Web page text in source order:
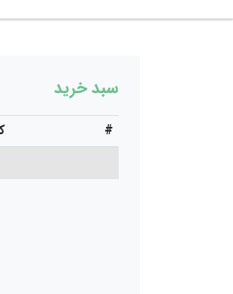
سبد خرید
#